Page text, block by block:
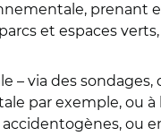
prenant
et espaces
– via des
par exemple, ou à
accidentogènes, ou